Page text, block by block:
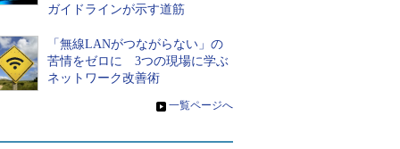
ガイドラインが示す道筋
「無線LANがつながらない」の
苦情をゼロに 3つの現場に学ぶ
ネットワーク改善術
» 一覧ページへ